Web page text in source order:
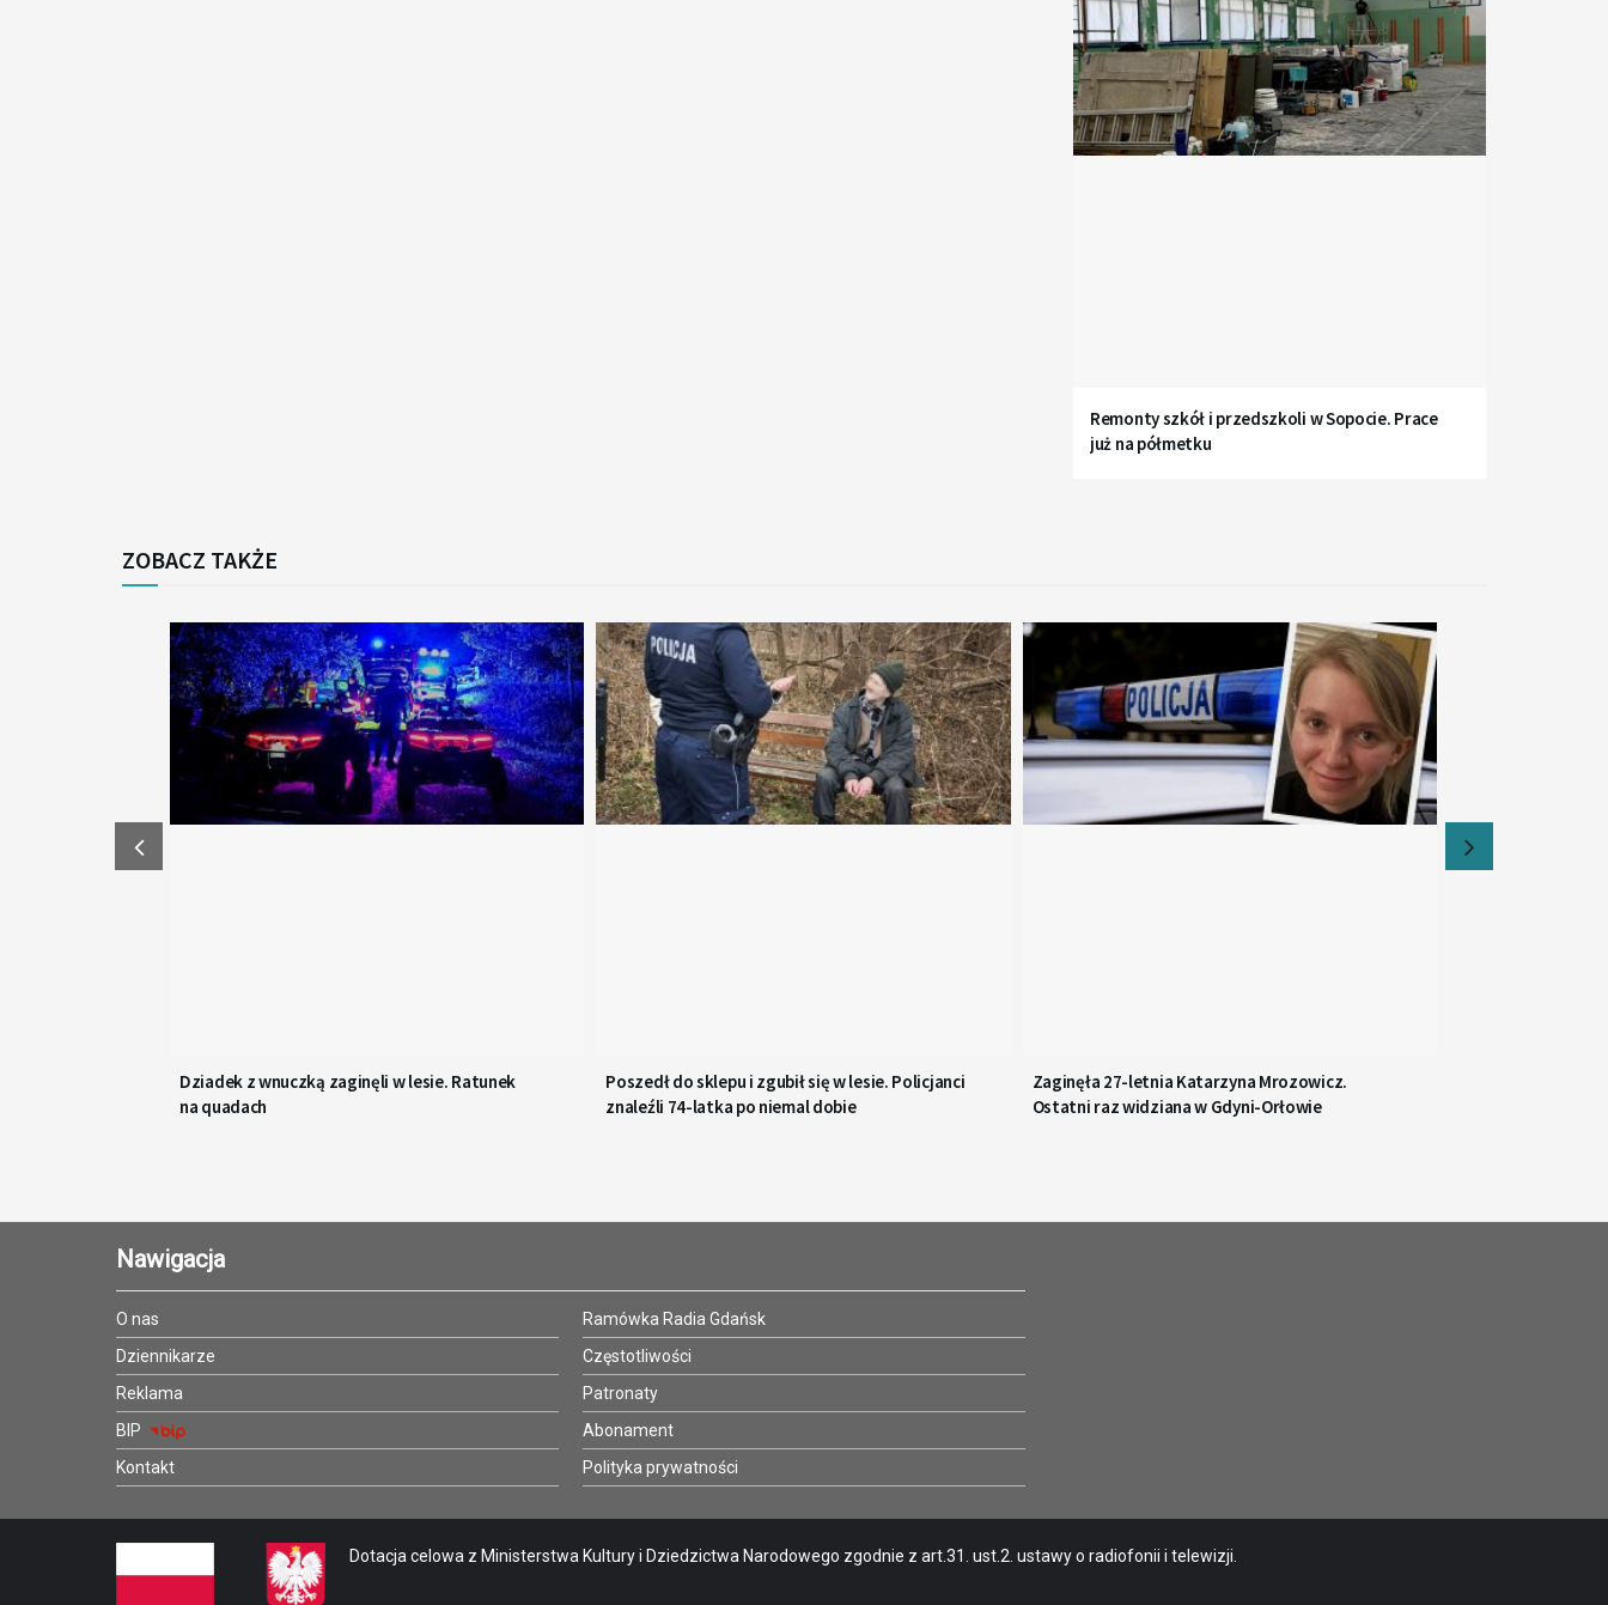
Remonty szkół i przedszkoli w Sopocie. Prace
już na półmetku
ZOBACZ TAKŻE
Dziadek z wnuczką zaginęli w lesie. Ratunek
na quadach
Poszedł do sklepu i zgubił się w lesie. Policjanci
znaleźli 74-latka po niemal dobie
Zaginęła 27-letnia Katarzyna Mrozowicz.
Ostatni raz widziana w Gdyni-Orłowie
Nawigacja
O nas
Dziennikarze
Reklama
BIP
Kontakt
Ramówka Radia Gdańsk
Częstotliwości
Patronaty
Abonament
Polityka prywatności
Dotacja celowa z Ministerstwa Kultury i Dziedzictwa Narodowego zgodnie z art.31. ust.2. ustawy o radiofonii i telewizji.